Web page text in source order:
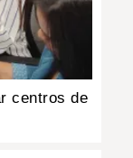
centros de